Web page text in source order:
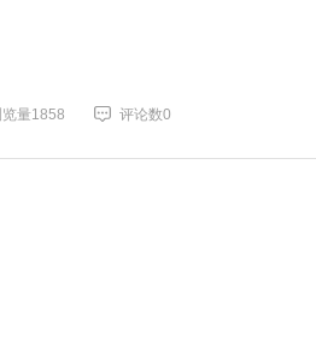
量1858 评论数0